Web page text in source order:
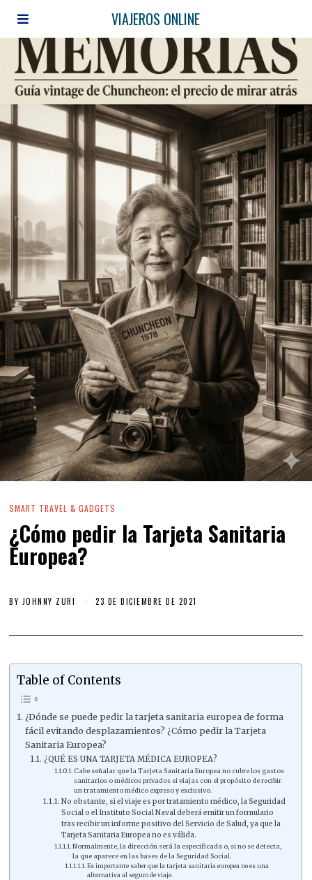
VIAJEROS ONLINE
SMART TRAVEL & GADGETS
¿Cómo pedir la Tarjeta Sanitaria
Europea?
BY JOHNNY ZURI 23 DE DICIEMBRE DE 2021
Table of Contents
¿Dónde se puede pedir la tarjeta sanitaria europea de forma
fácil evitando desplazamientos? ¿Cómo pedir la Tarjeta
Sanitaria Europea?
¿QUÉ ES UNA TARJETA MÉDICA EUROPEA?
Cabe señalar que la Tarjeta Sanitaria Europea no cubre los gastos
sanitarios o médicos privados si viajas con el propósito de recibir
un tratamiento médico expreso y exclusivo.
No obstante, si el viaje es por tratamiento médico, la Seguridad
Social o el Instituto Social Naval deberá emitir un formulario
tras recibir un informe positivo del Servicio de Salud, ya que la
Tarjeta Sanitaria Europea no es válida.
Normalmente, la dirección será la especificada o, si no se detecta,
la que aparece en las bases de la Seguridad Social.
Es importante saber que la tarjeta sanitaria europea no es una
alternativa al seguro de viaje.